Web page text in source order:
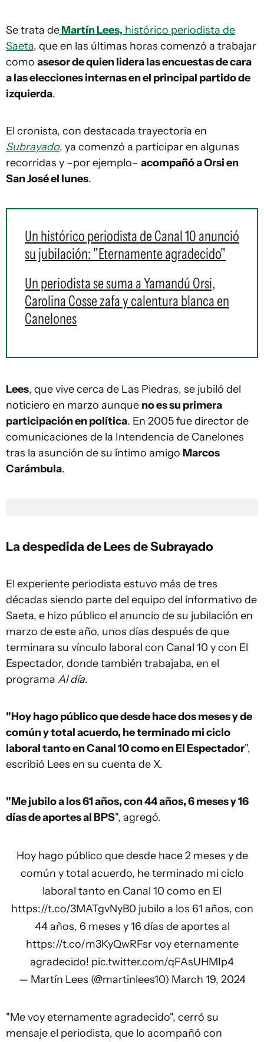
Se trata deMartín Lees, histórico periodista de
Saeta, que en las últimas horas comenzó a trabajar
como asesor de quien lidera las encuestas de cara
a las elecciones internas en el principal partido de
izquierda.
El cronista, con destacada trayectoria en
Subrayado, ya comenzó a participar en algunas
recorridas y –por ejemplo– acompañó a Orsi en
San José el lunes.
Un histórico periodista de Canal 10 anunció
su jubilación: "Eternamente agradecido"
Un periodista se suma a Yamandú Orsi,
Carolina Cosse zafa y calentura blanca en
Canelones
Lees, que vive cerca de Las Piedras, se jubiló del
noticiero en marzo aunque no es su primera
participación en política. En 2005 fue director de
comunicaciones de la Intendencia de Canelones
tras la asunción de su íntimo amigo Marcos
Carámbula.
La despedida de Lees de Subrayado
El experiente periodista estuvo más de tres
décadas siendo parte del equipo del informativo de
Saeta, e hizo público el anuncio de su jubilación en
marzo de este año, unos días después de que
terminara su vínculo laboral con Canal 10 y con El
Espectador, donde también trabajaba, en el
programa Al día.
"Hoy hago público que desde hace dos meses y de
común y total acuerdo, he terminado mi ciclo
laboral tanto en Canal 10 como en El Espectador",
escribió Lees en su cuenta de X.
"Me jubilo a los 61 años, con 44 años, 6 meses y 16
días de aportes al BPS", agregó.
Hoy hago público que desde hace 2 meses y de
común y total acuerdo, he terminado mi ciclo
laboral tanto en Canal 10 como en El
https://t.co/3MATgvNyB0 jubilo a los 61 años, con
44 años, 6 meses y 16 días de aportes al
https://t.co/m3KyQwRFsrvoy eternamente
agradecido! pic.twitter.com/qFAsUHMIp4
— Martín Lees (@martinlees10) March 19, 2024
"Me voy eternamente agradecido", cerró su
mensaje el periodista, que lo acompañó con